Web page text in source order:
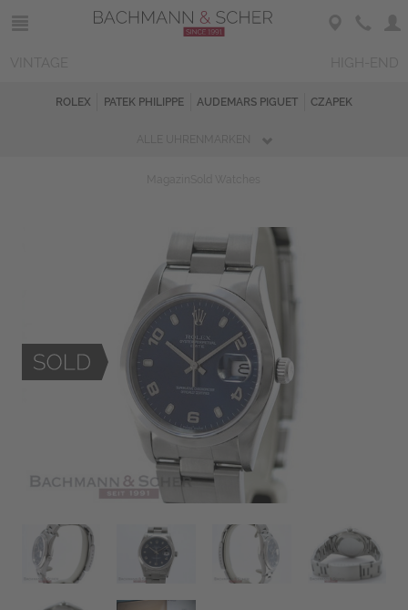
ROLEX PATEK PHILIPPE AUDEMARS PIGUET CZAPEK